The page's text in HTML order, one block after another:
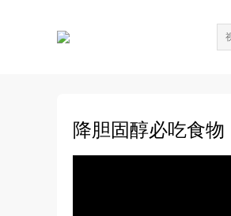
降胆固醇必吃食物